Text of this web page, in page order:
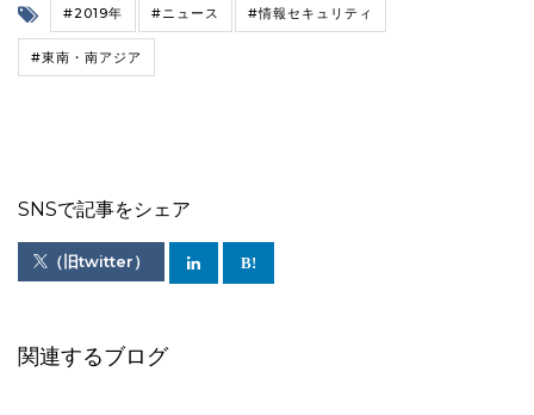
#2019年 #ニュース #情報セキュリティ
#東南・南アジア
SNSで記事をシェア
（旧twitter）
関連するブログ